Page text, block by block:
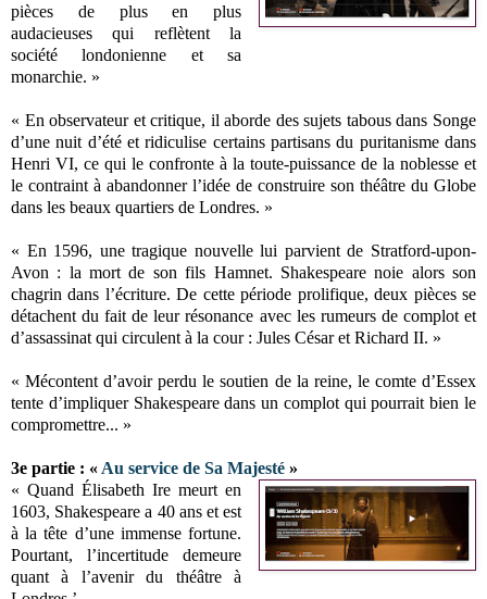
pièces de plus en plus
audacieuses qui reflètent la
société londonienne et sa
monarchie. »
« En observateur et critique, il aborde des sujets tabous dans Songe
d’une nuit d’été et ridiculise certains partisans du puritanisme dans
Henri VI, ce qui le confronte à la toute-puissance de la noblesse et
le contraint à abandonner l’idée de construire son théâtre du Globe
dans les beaux quartiers de Londres. »
« En 1596, une tragique nouvelle lui parvient de Stratford-upon-
Avon : la mort de son fils Hamnet. Shakespeare noie alors son
chagrin dans l’écriture. De cette période prolifique, deux pièces se
détachent du fait de leur résonance avec les rumeurs de complot et
d’assassinat qui circulent à la cour : Jules César et Richard II. »
« Mécontent d’avoir perdu le soutien de la reine, le comte d’Essex
tente d’impliquer Shakespeare dans un complot qui pourrait bien le
compromettre... »
3e partie : « Au service de Sa Majesté »
« Quand Élisabeth Ire meurt en
1603, Shakespeare a 40 ans et est
à la tête d’une immense fortune.
Pourtant, l’incertitude demeure
quant à l’avenir du théâtre à